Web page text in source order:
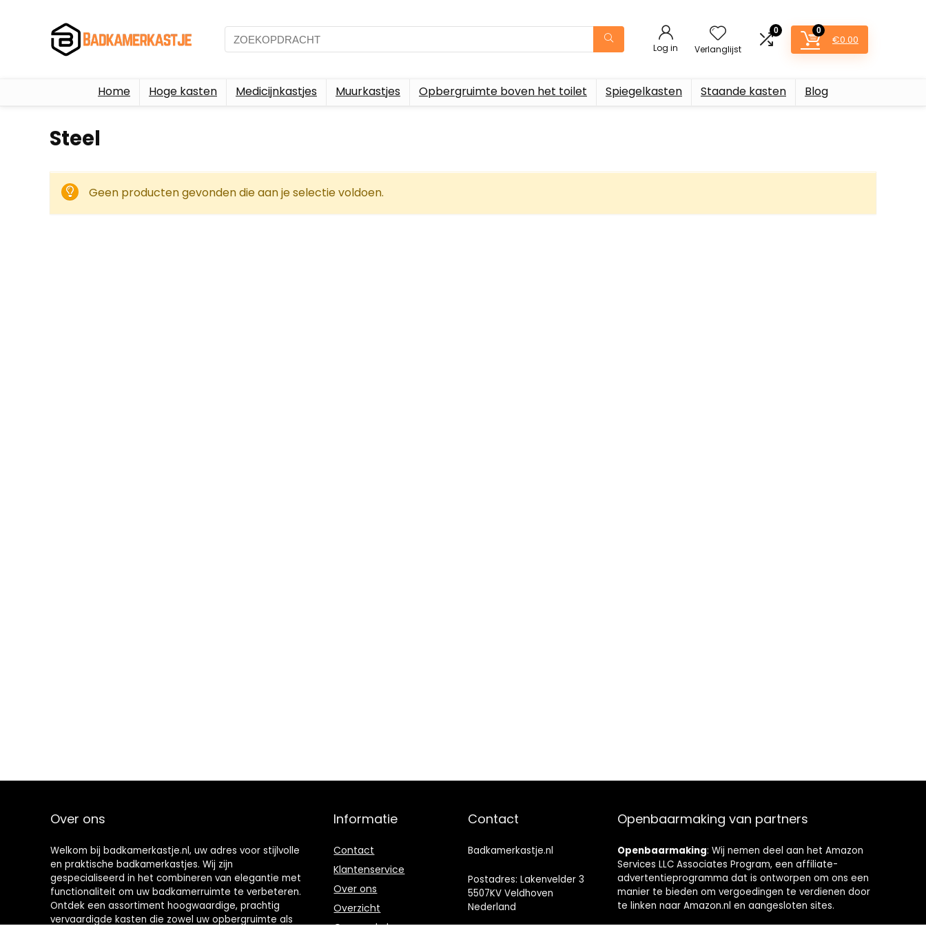
Log in Verlanglijst
0 0
€0.00
Home Hoge kasten Medicijnkastjes Muurkastjes Opbergruimte boven het toilet Spiegelkasten Staande kasten Blog
Steel
Geen producten gevonden die aan je selectie voldoen.
Over ons
Welkom bij badkamerkastje.nl, uw adres voor stijlvolle
en praktische badkamerkastjes. Wij zijn
gespecialiseerd in het combineren van elegantie met
functionaliteit om uw badkamerruimte te verbeteren.
Ontdek een assortiment hoogwaardige, prachtig
vervaardigde kasten die zowel uw opbergruimte als
Informatie
Contact
Klantenservice
Over ons
Overzicht
Contact
Badkamerkastje.nl
Postadres: Lakenvelder 3
5507KV Veldhoven
Nederland
Openbaarmaking van partners
Openbaarmaking: Wij nemen deel aan het Amazon
Services LLC Associates Program, een affiliate-
advertentieprogramma dat is ontworpen om ons een
manier te bieden om vergoedingen te verdienen door
te linken naar Amazon.nl en aangesloten sites.